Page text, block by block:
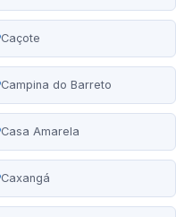
Caçote
Campina do Barreto
Casa Amarela
Caxangá